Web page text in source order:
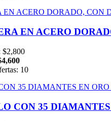
EN ACERO
$2,800
10
CON 35